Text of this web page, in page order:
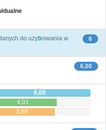
6
do użytkowania w
6,00
6,00
4,01
3,89